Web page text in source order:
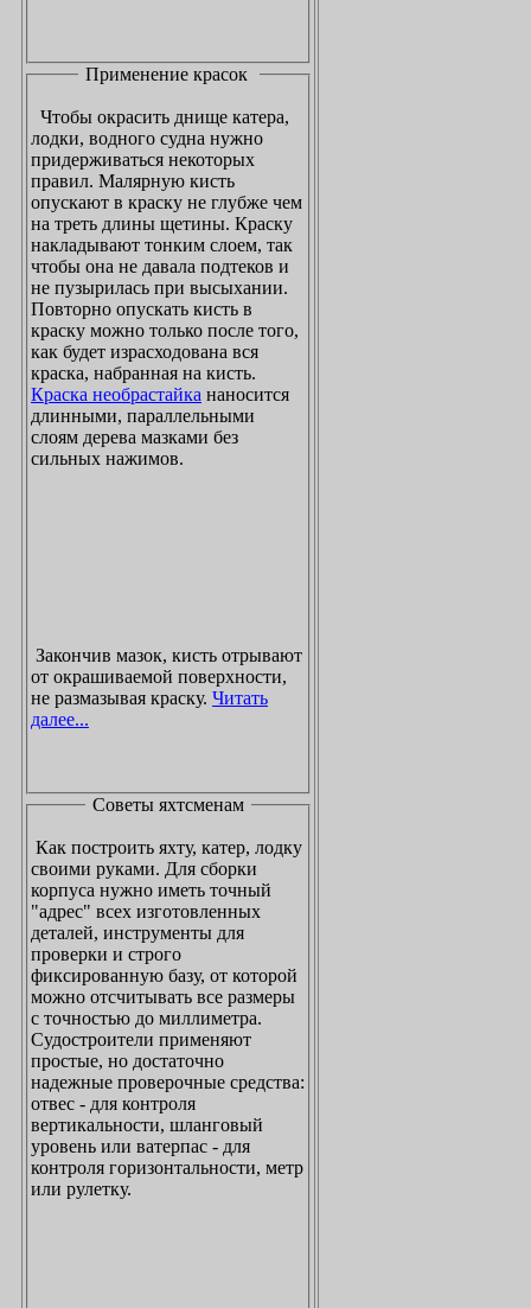
Применение красок
лодки, водного судна нужно
придерживаться некоторых
правил. Малярную кисть
опускают в краску не глубже чем
на треть длины щетины. Краску
накладывают тонким слоем, так
чтобы она не давала подтеков и
не пузырилась при высыхании.
Повторно опускать кисть в
краску можно только после того,
как будет израсходована вся
краска, набранная на кисть.
Краска необрастайка
длинными, параллельными
слоям дерева мазками без
сильных нажимов.
Закончив мазок, кисть отрывают
от окрашиваемой поверхности,
не размазывая краску. Читать
далее...
Советы яхтсменам
Как построить яхту, катер, лодку
своими руками. Для сборки
корпуса нужно иметь точный
"адрес" всех изготовленных
деталей, инструменты для
проверки и строго
фиксированную базу, от которой
можно отсчитывать все размеры
с точностью до миллиметра.
Судостроители применяют
простые, но достаточно
надежные проверочные средства:
отвес - для контроля
вертикальности, шланговый
уровень или ватерпас - для
контроля горизонтальности, метр
или рулетку.